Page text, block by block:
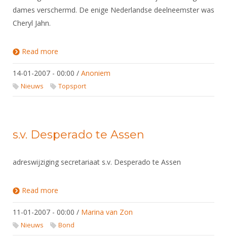
dames verschermd. De enige Nederlandse deelneemster was
Cheryl Jahn.
Read more
14-01-2007 - 00:00 / Anoniem
Nieuws Topsport
s.v. Desperado te Assen
adreswijziging secretariaat s.v. Desperado te Assen
Read more
11-01-2007 - 00:00 / Marina van Zon
Nieuws Bond